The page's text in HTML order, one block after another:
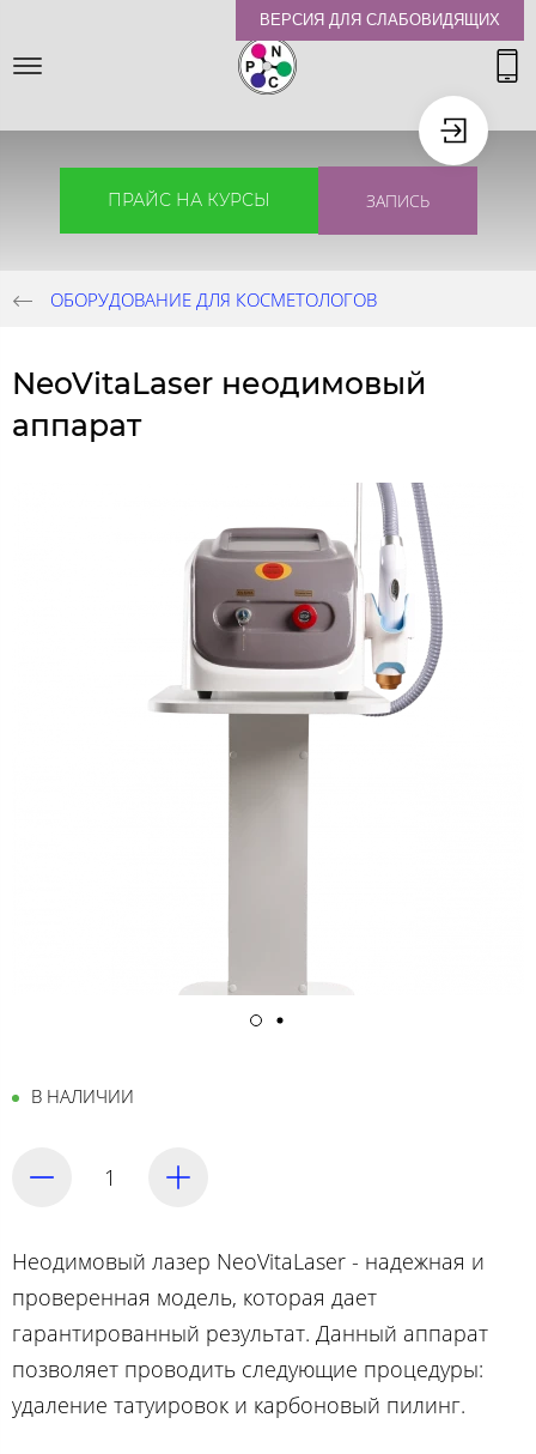
ПРАЙС НА КУРСЫ ЗАПИСЬ
ОБОРУДОВАНИЕ ДЛЯ КОСМЕТОЛОГОВ
NeoVitaLaser неодимовый
аппарат
В НАЛИЧИИ
Неодимовый лазер NeoVitaLaser - надежная и
проверенная модель, которая дает
гарантированный результат. Данный аппарат
позволяет проводить следующие процедуры:
удаление татуировок и карбоновый пилинг.
ВЕРСИЯ ДЛЯ СЛАБОВИДЯЩИХ